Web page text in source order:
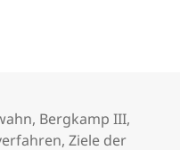
, Bergkamp III,
,Ziele der